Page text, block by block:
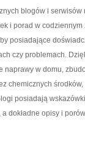
blogów i
i porad w
posiadające
czy problemach.
naprawy w domu,
chemicznych
posiadają
dokładne opisy i